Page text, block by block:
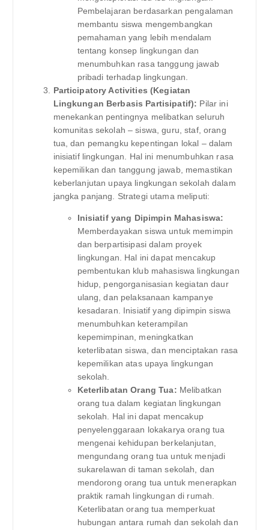
Pembelajaran berdasarkan pengalaman
membantu siswa mengembangkan
pemahaman yang lebih mendalam
tentang konsep lingkungan dan
menumbuhkan rasa tanggung jawab
pribadi terhadap lingkungan.
Participatory Activities (Kegiatan
Lingkungan Berbasis Partisipatif): Pilar ini
menekankan pentingnya melibatkan seluruh
komunitas sekolah – siswa, guru, staf, orang
tua, dan pemangku kepentingan lokal – dalam
inisiatif lingkungan. Hal ini menumbuhkan rasa
kepemilikan dan tanggung jawab, memastikan
keberlanjutan upaya lingkungan sekolah dalam
jangka panjang. Strategi utama meliputi:
Inisiatif yang Dipimpin Mahasiswa:
Memberdayakan siswa untuk memimpin
dan berpartisipasi dalam proyek
lingkungan. Hal ini dapat mencakup
pembentukan klub mahasiswa lingkungan
hidup, pengorganisasian kegiatan daur
ulang, dan pelaksanaan kampanye
kesadaran. Inisiatif yang dipimpin siswa
menumbuhkan keterampilan
kepemimpinan, meningkatkan
keterlibatan siswa, dan menciptakan rasa
kepemilikan atas upaya lingkungan
sekolah.
Keterlibatan Orang Tua: Melibatkan
orang tua dalam kegiatan lingkungan
sekolah. Hal ini dapat mencakup
penyelenggaraan lokakarya orang tua
mengenai kehidupan berkelanjutan,
mengundang orang tua untuk menjadi
sukarelawan di taman sekolah, dan
mendorong orang tua untuk menerapkan
praktik ramah lingkungan di rumah.
Keterlibatan orang tua memperkuat
hubungan antara rumah dan sekolah dan